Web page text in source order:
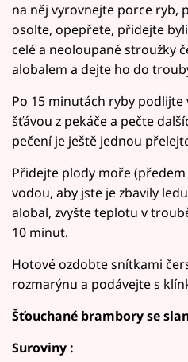
na něj vyrovnejte porce ryb,
osolte, opepřete, přidejte
celé a neoloupané stroužky
alobalem a dejte ho do
Po 15 minutách ryby podlijte
šťávou z pekáče a pečte
pečení je ještě jednou
Přidejte plody moře
vodou, aby jste je zbavily
alobal, zvyšte teplotu v
10 minut.
Hotové ozdobte snítkami
rozmarýnu a podávejte s
Šťouchané brambory se
Suroviny :